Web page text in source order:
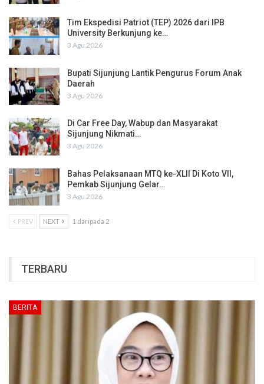
Tim Ekspedisi Patriot (TEP) 2026 dari IPB
University Berkunjung ke…
3 Agu 2026
Bupati Sijunjung Lantik Pengurus Forum Anak
Daerah
3 Agu 2026
Di Car Free Day, Wabup dan Masyarakat
Sijunjung Nikmati…
3 Agu 2026
Bahas Pelaksanaan MTQ ke-XLII Di Koto VII,
Pemkab Sijunjung Gelar…
3 Agu 2026
PREV NEXT 1 daripada 2
TERBARU
BERITA